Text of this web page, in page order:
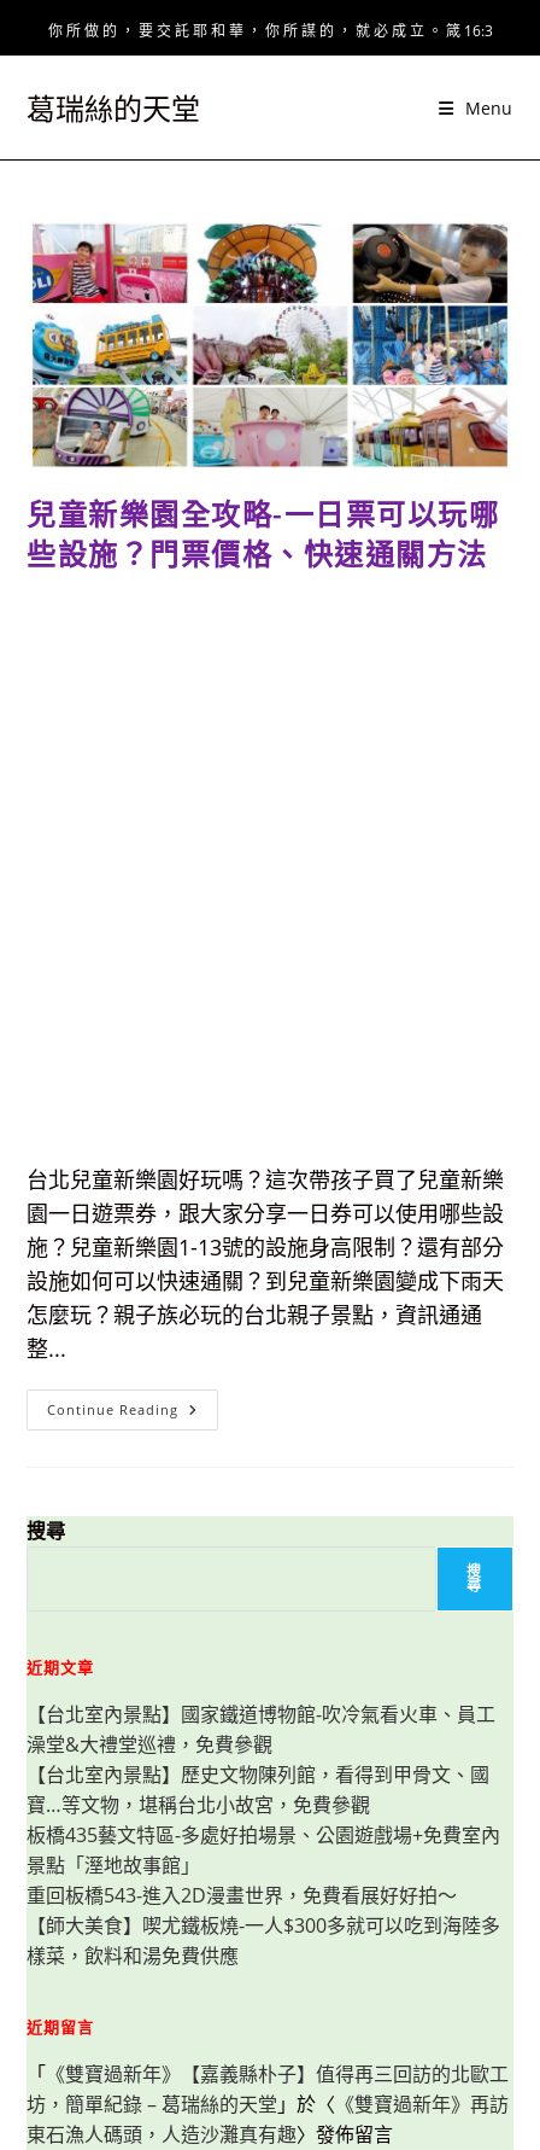
你 所 做 的 ， 要 交 託 耶 和 華 ， 你 所 謀 的 ， 就 必 成 立 。 箴 16:3
葛瑞絲的天堂 Menu
兒童新樂園全攻略-一日票可以玩哪
些設施？門票價格、快速通關方法
台北兒童新樂園好玩嗎？這次帶孩子買了兒童新樂
園一日遊票券，跟大家分享一日券可以使用哪些設
施？兒童新樂園1-13號的設施身高限制？還有部分
設施如何可以快速通關？到兒童新樂園變成下雨天
怎麼玩？親子族必玩的台北親子景點，資訊通通
整...
Continue Reading 兒
童
攻
門
票
價
格、
快
速
通
關
方
法
搜尋
搜
尋
近期文章
【台北室內景點】國家鐵道博物館-吹冷氣看火車、員工
澡堂&大禮堂巡禮，免費參觀
【台北室內景點】歷史文物陳列館，看得到甲骨文、國
寶…等文物，堪稱台北小故宮，免費參觀
板橋435藝文特區-多處好拍場景、公園遊戲場+免費室內
景點「溼地故事館」
重回板橋543-進入2D漫畫世界，免費看展好好拍～
【師大美食】喫尤鐵板燒-一人$300多就可以吃到海陸多
樣菜，飲料和湯免費供應
近期留言
「 《雙寶過新年》【嘉義縣朴子】值得再三回訪的北歐工
坊，簡單紀錄 – 葛瑞絲的天堂 」於〈 《雙寶過新年》再訪
東石漁人碼頭，人造沙灘真有趣〉發佈留言